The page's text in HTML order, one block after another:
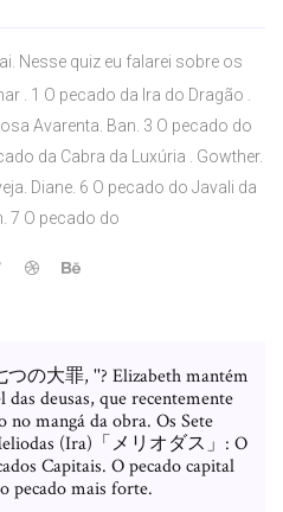
Nesse quiz eu falarei sobre os
. 1 O pecado da Ira do Dragão .
Avarenta. Ban. 3 O pecado do
da Cabra da Luxúria . Gowther.
Diane. 6 O pecado do Javali da
7 O pecado do
つの大罪, ''? Elizabeth mantém
deusas, que recentemente
mangá da obra. Os Sete
(Ira)「メリオダス」: O
Capitais. O pecado capital
pecado mais forte.